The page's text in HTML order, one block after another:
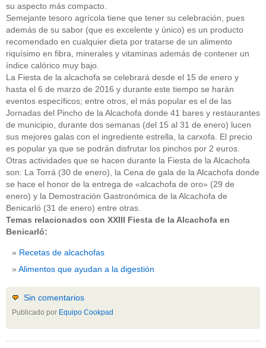
su aspecto más compacto.
Semejante tesoro agrícola tiene que tener su celebración, pues
además de su sabor (que es excelente y único) es un producto
recomendado en cualquier dieta por tratarse de un alimento
riquísimo en fibra, minerales y vitaminas además de contener un
índice calórico muy bajo.
La Fiesta de la alcachofa se celebrará desde el 15 de enero y
hasta el 6 de marzo de 2016 y durante este tiempo se harán
eventos específicos; entre otros, el más popular es el de las
Jornadas del Pincho de la Alcachofa donde 41 bares y restaurantes
de municipio, durante dos semanas (del 15 al 31 de enero) lucen
sus mejores galas con el ingrediente estrella, la carxofa. El precio
es popular ya que se podrán disfrutar los pinchos por 2 euros.
Otras actividades que se hacen durante la Fiesta de la Alcachofa
son: La Torrá (30 de enero), la Cena de gala de la Alcachofa donde
se hace el honor de la entrega de «alcachofa de oro» (29 de
enero) y la Demostración Gastronómica de la Alcachofa de
Benicarló (31 de enero) entre otras.
Temas relacionados con XXIII Fiesta de la Alcachofa en
Benicarló:
Recetas de alcachofas
Alimentos que ayudan a la digestión
Sin comentarios
Publicado por Equipo Cookpad